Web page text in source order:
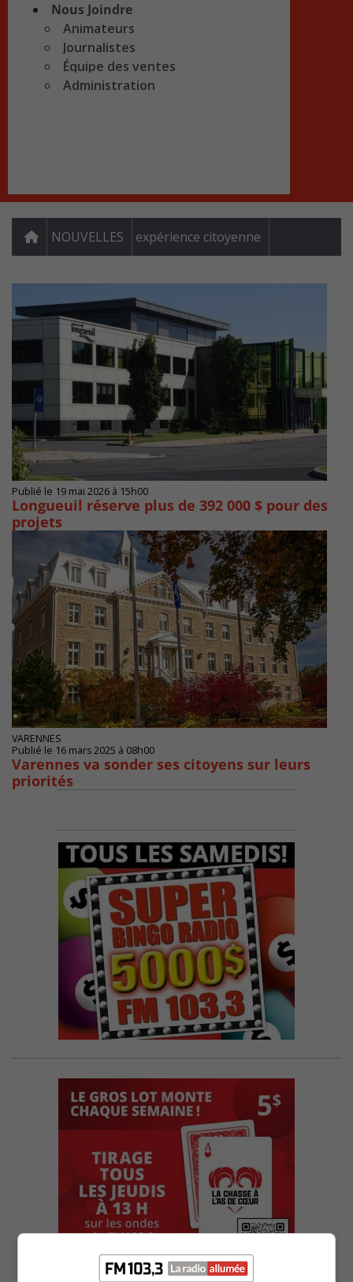
Nous Joindre
Animateurs
Journalistes
Équipe des ventes
Administration
NOUVELLES expérience citoyenne
Publié le 19 mai 2026 à 15h00
Longueuil réserve plus de 392 000 $ pour des
projets
VARENNES
Publié le 16 mars 2025 à 08h00
Varennes va sonder ses citoyens sur leurs
priorités